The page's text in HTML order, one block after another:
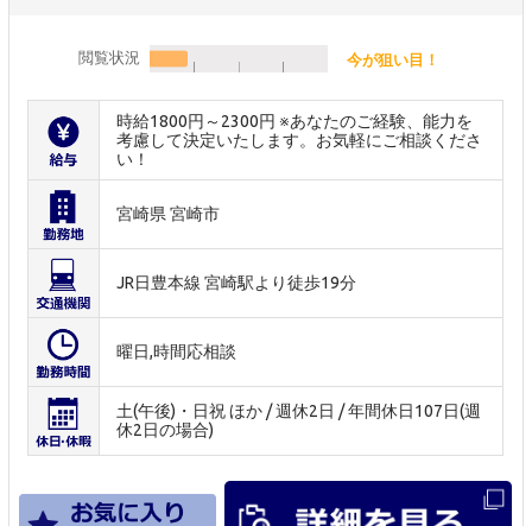
閲覧状況 今が狙い目！
時給1800円～2300円 ※あなたのご経験、能力を
考慮して決定いたします。お気軽にご相談くださ
い！
宮崎県 宮崎市
JR日豊本線 宮崎駅より徒歩19分
曜日,時間応相談
土(午後)・日祝 ほか / 週休2日 / 年間休日107日(週
休2日の場合)